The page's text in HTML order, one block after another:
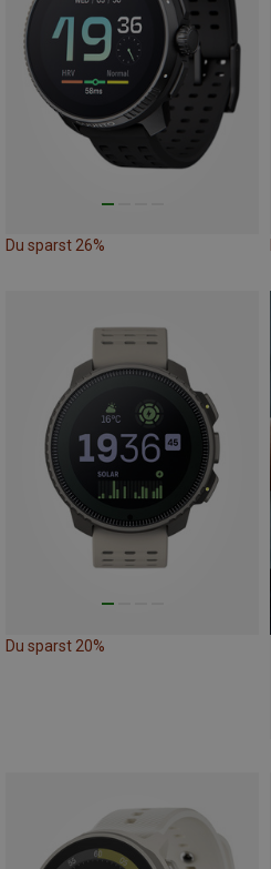
Du sparst 26%
Du sparst 20%